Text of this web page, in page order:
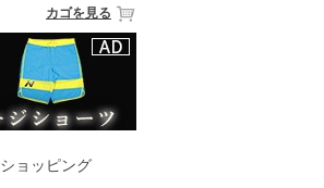
カゴを見る
ショッピング